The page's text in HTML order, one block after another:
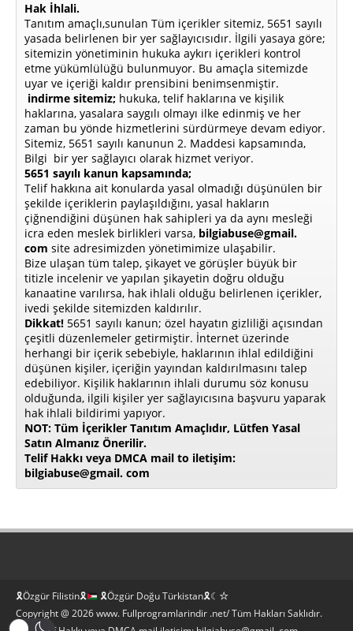
Hak İhlali.
Tanıtım amaçlı,sunulan Tüm içerikler sitemiz, 5651 sayılı
yasada belirlenen bir yer sağlayıcısıdır. İlgili yasaya göre;
sitemizin yönetiminin hukuka aykırı içerikleri kontrol
etme yükümlülüğü bulunmuyor. Bu amaçla sitemizde
uyar ve içeriği kaldır prensibini benimsenmiştir.
indirme sitemiz; hukuka, telif haklarına ve kişilik
haklarına, yasalara saygılı olmayı ilke edinmiş ve her
zaman bu yönde hizmetlerini sürdürmeye devam ediyor.
Sitemiz, 5651 sayılı kanunun 2. Maddesi kapsamında,
Bilgi bir yer sağlayıcı olarak hizmet veriyor.
5651 sayılı kanun kapsamında;
Telif hakkına ait konularda yasal olmadığı düşünülen bir
şekilde içeriklerin paylaşıldığını, yasal hakların
çiğnendiğini düşünen hak sahipleri ya da aynı mesleği
icra eden meslek birlikleri varsa, bilgiabuse@gmail.
com site adresimizden yönetimimize ulaşabilir.
Bize ulaşan tüm talep, şikayet ve görüşler büyük bir
titizle incelenir ve yapılan şikayetin doğru olduğu
kanaatine varılırsa, hak ihlali olduğu belirlenen içerikler,
ivedi şekilde sitemizden kaldırılır.
Dikkat! 5651 sayılı kanun; özel hayatın gizliliği açısından
çeşitli düzenlemeler getirmiştir. İnternet üzerinde
herhangi bir içerik sebebiyle, haklarının ihlal edildiğini
düşünen kişiler, içeriğin yayından kaldırılmasını talep
edebiliyor. Kişilik haklarının ihlali durumu söz konusu
olduğunda, ilgili kişiler yer sağlayıcısına başvuru yaparak
hak ihlali bildirimi yapıyor.
NOT: Tüm İçerikler Tanıtım Amaçlıdır, Lütfen Yasal
Satın Almanız Önerilir.
Telif Hakkı veya DMCA mail to iletişim:
bilgiabuse@gmail. com
🎗Özgür Filistin🎗
🎗Özgür Doğu Türkistan🎗☾☆
Copyright @ 2026 www. Fullprogramlarindir .net/ Tüm Hakları Saklıdır.